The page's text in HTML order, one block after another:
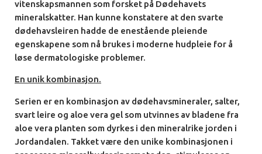
vitenskapsmannen som forsket på Dødehavets
mineralskatter. Han kunne konstatere at den svarte
dødehavsleiren hadde de enestående pleiende
egenskapene som nå brukes i moderne hudpleie for å
løse dermatologiske problemer.
En unik kombinasjon.
Serien er en kombinasjon av dødehavsmineraler, salter,
svart leire og aloe vera gel som utvinnes av bladene fra
aloe vera planten som dyrkes i den mineralrike jorden i
Jordandalen. Takket være den unike kombinasjonen i